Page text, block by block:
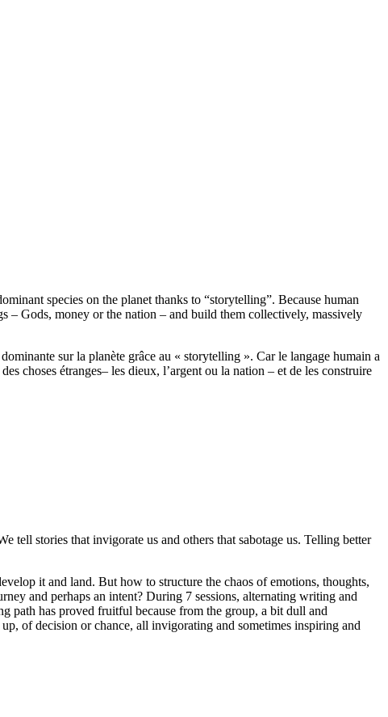
species on the planet thanks to “storytelling”. Because human
– Gods, money or the nation – and build them collectively, massively
sur la planète grâce au « storytelling ». Car le langage humain a
choses étranges– les dieux, l’argent ou la nation – et de les construire
stories that invigorate us and others that sabotage us. Telling better
it and land. But how to structure the chaos of emotions, thoughts,
and perhaps an intent? During 7 sessions, alternating writing and
path has proved fruitful because from the group, a bit dull and
of decision or chance, all invigorating and sometimes inspiring and